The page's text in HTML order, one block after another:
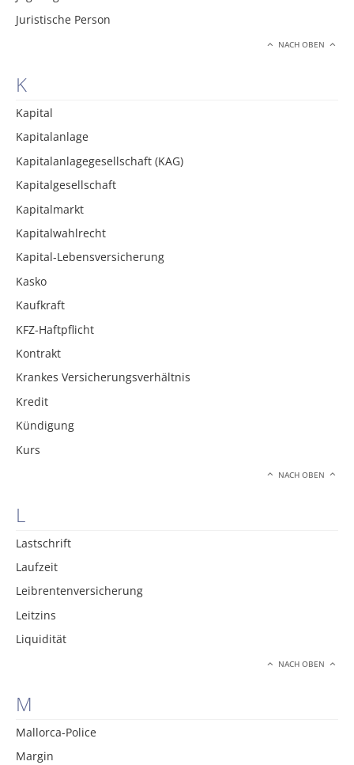
Juristische Person
NACH OBEN
K
Kapital
Kapitalanlage
Kapitalanlagegesellschaft (KAG)
Kapitalgesellschaft
Kapitalmarkt
Kapitalwahlrecht
Kapital-Lebensversicherung
Kasko
Kaufkraft
KFZ-Haftpflicht
Kontrakt
Krankes Versicherungsverhältnis
Kredit
Kündigung
Kurs
NACH OBEN
L
Lastschrift
Laufzeit
Leibrentenversicherung
Leitzins
Liquidität
NACH OBEN
M
Mallorca-Police
Margin